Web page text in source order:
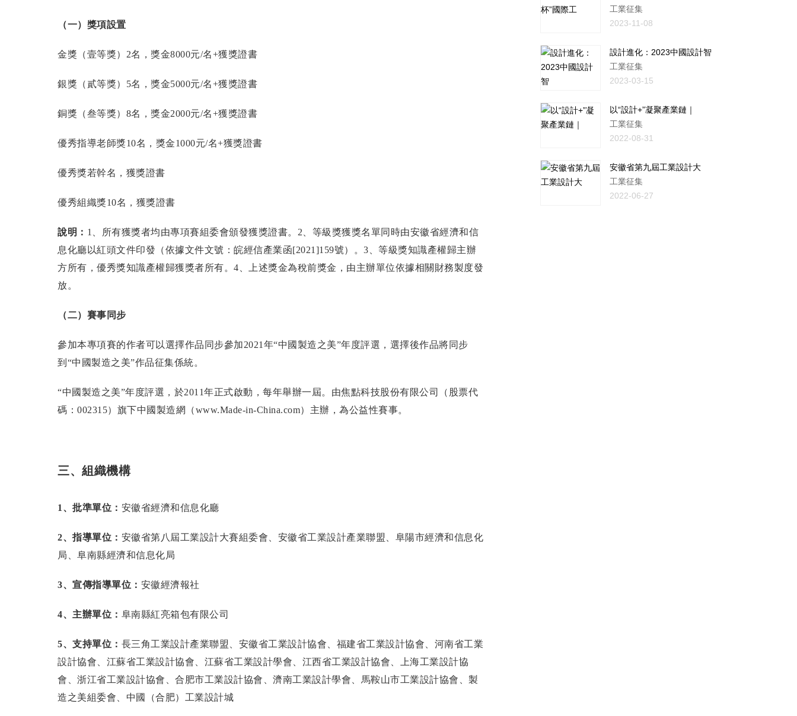
（一） 獎項設置
金獎（壹等獎）2名，獎金8000元/名+獲獎證書
銀獎（貳等獎）5名，獎金5000元/名+獲獎證書
銅獎（叁等獎）8名，獎金2000元/名+獲獎證書
優秀指導老師獎10名，獎金1000元/名+獲獎證書
優秀獎若幹名，獲獎證書
優秀組織獎10名，獲獎證書
說明： 1、所有獲獎者均由專項賽組委會頒發獲獎證書。2、等級獎獲獎名單同時由安徽省經濟和信
息化廳以紅頭文件印發（依據文件文號：皖經信產業函[2021]159號）。3、等級獎知識產權歸主辦
方所有，優秀獎知識產權歸獲獎者所有。4、上述獎金為稅前獎金，由主辦單位依據相關財務製度發
放。
（二）賽事同步
參加本專項賽的作者可以選擇作品同步參加2021年“中國製造之美”年度評選，選擇後作品將同步
到“中國製造之美”作品征集係統。
“中國製造之美”年度評選，於2011年正式啟動，每年舉辦一屆。由焦點科技股份有限公司（股票代
碼：002315）旗下中國製造網（www.Made-in-China.com）主辦，為公益性賽事。
三、組織機構
1 、批準單位： 安徽省經濟和信息化廳
2、指導單位： 安徽省第八屆工業設計大賽組委會、安徽省工業設計產業聯盟、阜陽市經濟和信息化
局、阜南縣經濟和信息化局
3、宣傳指導單位： 安徽經濟報社
4、主辦單位： 阜南縣紅亮箱包有限公司
5、支持單位： 長三角工業設計產業聯盟、安徽省工業設計協會、福建省工業設計協會、河南省工業
設計協會、江蘇省工業設計協會、江蘇省工業設計學會、江西省工業設計協會、上海工業設計協
會、浙江省工業設計協會、合肥市工業設計協會、濟南工業設計學會、馬鞍山市工業設計協會、製
造之美組委會、中國（合肥）工業設計城
工業征集
2023-11-08
設計進化：2023中國設計智
工業征集
2023-03-15
以“設計+”凝聚產業鏈｜
工業征集
2022-08-31
安徽省第九屆工業設計大
工業征集
2022-06-27